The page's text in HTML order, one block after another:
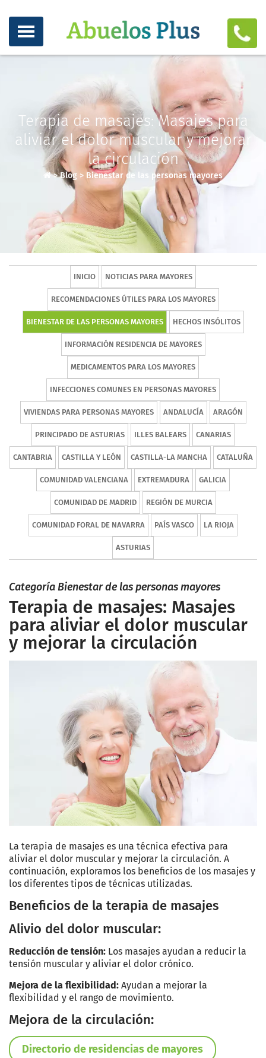
Terapia de masajes: Masajes para
aliviar el dolor muscular y mejorar
la circulación
>Blog > Bienestar de las personas mayores
INICIO NOTICIAS PARA MAYORES
RECOMENDACIONES ÚTILES PARA LOS MAYORES
BIENESTAR DE LAS PERSONAS MAYORES HECHOS INSÓLITOS
INFORMACIÓN RESIDENCIA DE MAYORES
MEDICAMENTOS PARA LOS MAYORES
INFECCIONES COMUNES EN PERSONAS MAYORES
VIVIENDAS PARA PERSONAS MAYORES ANDALUCÍA ARAGÓN
PRINCIPADO DE ASTURIAS ILLES BALEARS CANARIAS
CANTABRIA CASTILLA Y LEÓN CASTILLA-LA MANCHA CATALUÑA
COMUNIDAD VALENCIANA EXTREMADURA GALICIA
COMUNIDAD DE MADRID REGIÓN DE MURCIA
COMUNIDAD FORAL DE NAVARRA PAÍS VASCO LA RIOJA
ASTURIAS
Categoría Bienestar de las personas mayores
Terapia de masajes: Masajes
para aliviar el dolor muscular
y mejorar la circulación
La terapia de masajes es una técnica efectiva para
aliviar el dolor muscular y mejorar la circulación. A
continuación, exploramos los beneficios de los masajes y
los diferentes tipos de técnicas utilizadas.
Beneficios de la terapia de masajes
Alivio del dolor muscular:
Reducción de tensión: Los masajes ayudan a reducir la
tensión muscular y aliviar el dolor crónico.
Mejora de la flexibilidad: Ayudan a mejorar la
flexibilidad y el rango de movimiento.
Mejora de la circulación:
Directorio de residencias de mayores